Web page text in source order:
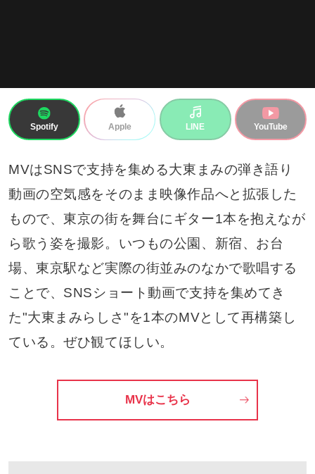
Spotify Apple LINE YouTube
MVはSNSで支持を集める大東まみの弾き語り
動画の空気感をそのまま映像作品へと拡張した
もので、東京の街を舞台にギター1本を抱えなが
ら歌う姿を撮影。いつもの公園、新宿、お台
場、東京駅など実際の街並みのなかで歌唱する
ことで、SNSショート動画で支持を集めてき
た"大東まみらしさ"を1本のMVとして再構築し
ている。ぜひ観てほしい。
MVはこちら